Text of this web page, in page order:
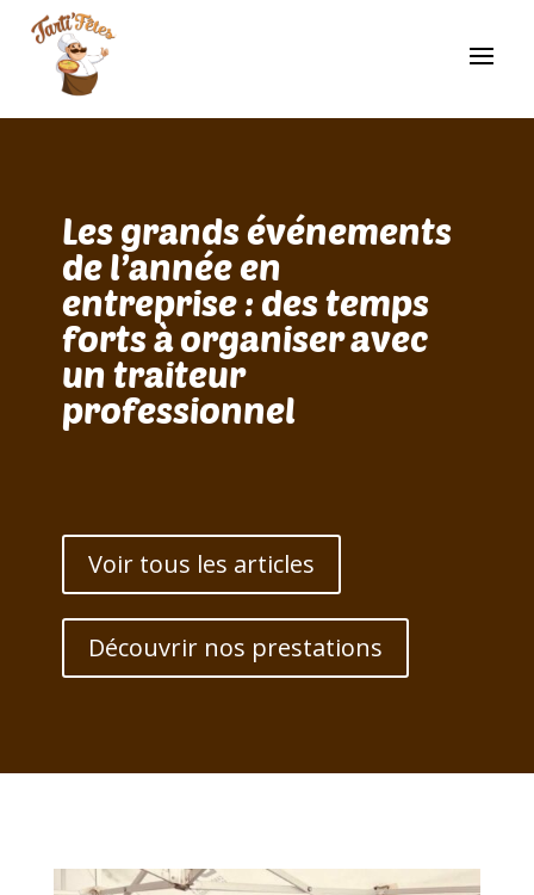
Les grands événements
de l’année en
entreprise : des temps
forts à organiser avec
un traiteur
professionnel
Voir tous les articles
Découvrir nos prestations